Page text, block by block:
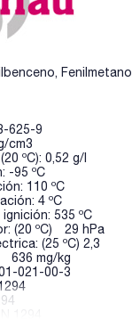
Fenilmetano
625-9
cm3
ºC): 0,52 g/l
-95 ºC
110 ºC
4 ºC
535 ºC
(20 ºC) 29 hPa
(25 ºC) 2,3
636 mg/kg
021-00-3
GHS: Peligro